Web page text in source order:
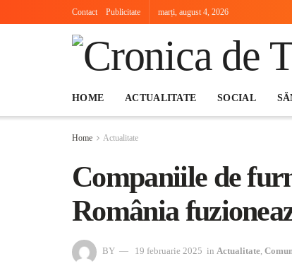
Contact Publicitate marți, august 4, 2026
HOME ACTUALITATE SOCIAL
Home Actualitate
Companiile de
România
BY 19 februarie 2025 in Actualitate,